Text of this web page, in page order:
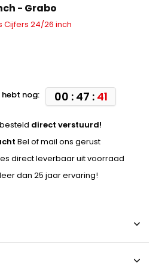
- Grabo
Cijfers 24/26 inch
nog: 00 : 47 : 41
direct verstuurd!
Bel of mail ons gerust
direct leverbaar uit voorraad
dan 25 jaar ervaring!